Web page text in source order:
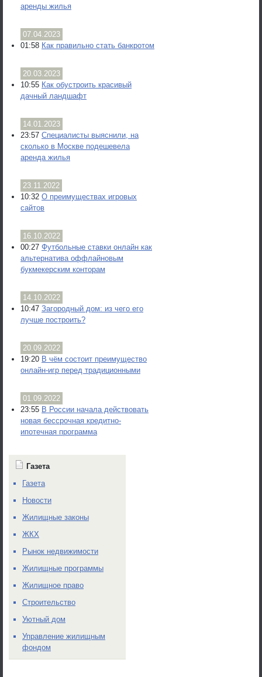
аренды жилья
07.04.2023
01:58 Как правильно стать банкротом
20.03.2023
10:55 Как обустроить красивый
дачный ландшафт
14.01.2023
23:57 Специалисты выяснили, на
сколько в Москве подешевела
аренда жилья
23.11.2022
10:32 О преимуществах игровых
сайтов
16.10.2022
00:27 Футбольные ставки онлайн как
альтернатива оффлайновым
букмекерским конторам
14.10.2022
10:47 Загородный дом: из чего его
лучше построить?
20.09.2022
19:20 В чём состоит преимущество
онлайн-игр перед традиционными
01.09.2022
23:55 В России начала действовать
новая бессрочная кредитно-
ипотечная программа
Газета
Газета
Новости
Жилищные законы
ЖКХ
Рынок недвижимости
Жилищные программы
Жилищное право
Строительство
Уютный дом
Управление жилищным
фондом